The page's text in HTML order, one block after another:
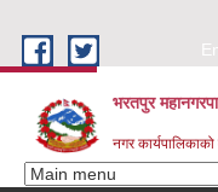
भरतपुर
नगर